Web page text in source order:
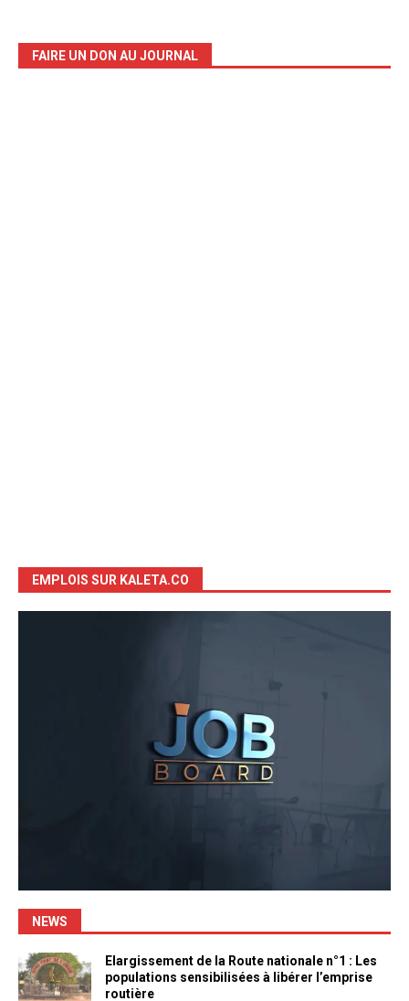
FAIRE UN DON AU JOURNAL
EMPLOIS SUR KALETA.CO
NEWS
Elargissement de la Route nationale n°1 : Les
populations sensibilisées à libérer l’emprise
routière